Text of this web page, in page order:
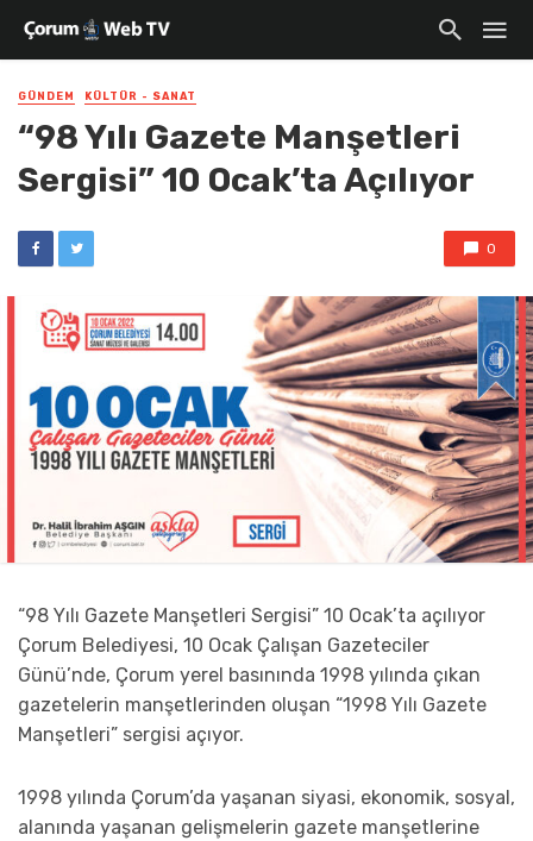
GÜNDEM KÜLTÜR - SANAT
“98 Yılı Gazete Manşetleri
Sergisi” 10 Ocak’ta Açılıyor
0
“98 Yılı Gazete Manşetleri Sergisi” 10 Ocak’ta açılıyor
Çorum Belediyesi, 10 Ocak Çalışan Gazeteciler
Günü’nde, Çorum yerel basınında 1998 yılında çıkan
gazetelerin manşetlerinden oluşan “1998 Yılı Gazete
Manşetleri” sergisi açıyor.
1998 yılında Çorum’da yaşanan siyasi, ekonomik, sosyal,
alanında yaşanan gelişmelerin gazete manşetlerine